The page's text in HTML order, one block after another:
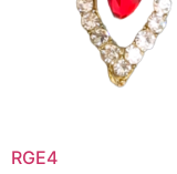
RGE4